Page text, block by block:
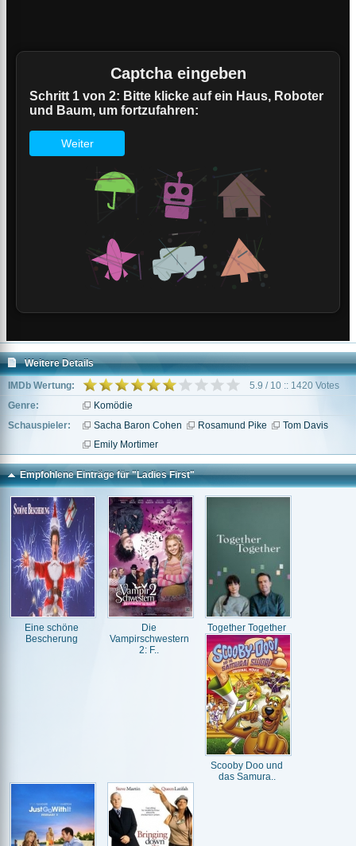
Weitere Details
IMDb Wertung:
5.9 / 10 :: 1420 Votes
Genre:
Komödie
Schauspieler:
Sacha Baron Cohen Rosamund Pike
Tom Davis
Emily Mortimer
Empfohlene Einträge für "Ladies First"
Eine schöne
Bescherung
Die
Vampirschwestern
2: F..
Together Together
Scooby Doo und
das Samura..